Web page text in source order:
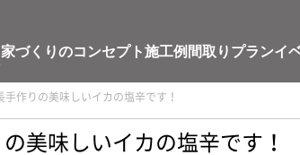
家づくりのコンセプト施工例 間取りプランイ
手作りの美味しいイカの塩辛です！
美味しいイカの塩辛です！